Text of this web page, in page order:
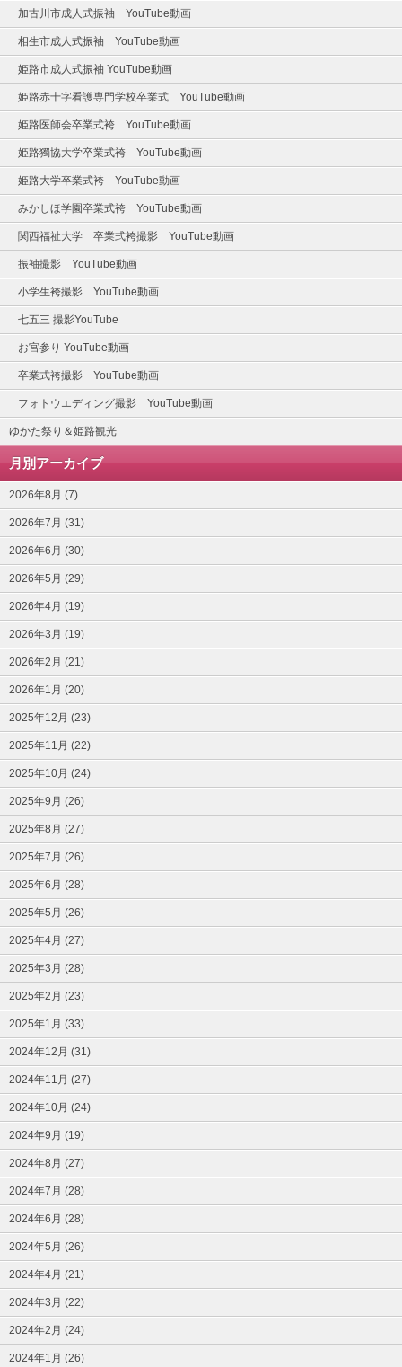
加古川市成人式振袖 YouTube動画
相生市成人式振袖 YouTube動画
姫路市成人式振袖 YouTube動画
姫路赤十字看護専門学校卒業式 YouTube動画
姫路医師会卒業式袴 YouTube動画
姫路獨協大学卒業式袴 YouTube動画
姫路大学卒業式袴 YouTube動画
みかしほ学園卒業式袴 YouTube動画
関西福祉大学 卒業式袴撮影 YouTube動画
振袖撮影 YouTube動画
小学生袴撮影 YouTube動画
七五三 撮影YouTube
お宮参り YouTube動画
卒業式袴撮影 YouTube動画
フォトウエディング撮影 YouTube動画
ゆかた祭り＆姫路観光
月別アーカイブ
2026年8月 (7)
2026年7月 (31)
2026年6月 (30)
2026年5月 (29)
2026年4月 (19)
2026年3月 (19)
2026年2月 (21)
2026年1月 (20)
2025年12月 (23)
2025年11月 (22)
2025年10月 (24)
2025年9月 (26)
2025年8月 (27)
2025年7月 (26)
2025年6月 (28)
2025年5月 (26)
2025年4月 (27)
2025年3月 (28)
2025年2月 (23)
2025年1月 (33)
2024年12月 (31)
2024年11月 (27)
2024年10月 (24)
2024年9月 (19)
2024年8月 (27)
2024年7月 (28)
2024年6月 (28)
2024年5月 (26)
2024年4月 (21)
2024年3月 (22)
2024年2月 (24)
2024年1月 (26)